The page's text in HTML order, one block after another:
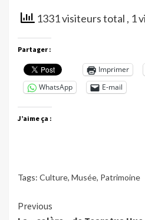
1331 visiteurs total , 1
Partager :
Imprimer
WhatsApp
E-mail
J’aime ça :
Tags: Culture, Musée, Patrimoine
Continue
Previous